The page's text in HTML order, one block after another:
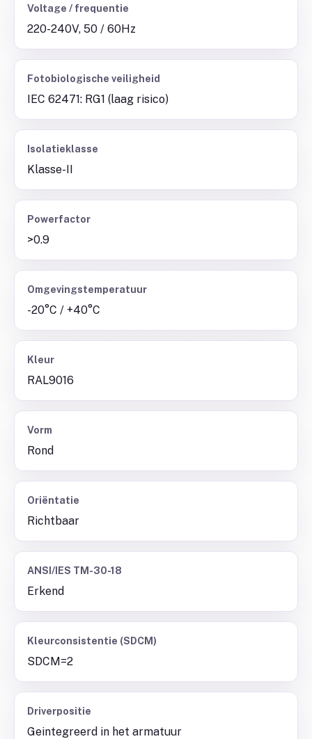
Voltage / frequentie
220-240V, 50 / 60Hz
Fotobiologische veiligheid
IEC 62471: RG1 (laag risico)
Isolatieklasse
Klasse-II
Powerfactor
>0.9
Omgevingstemperatuur
-20°C / +40°C
Kleur
RAL9016
Vorm
Rond
Oriëntatie
Richtbaar
ANSI/IES TM-30-18
Erkend
Kleurconsistentie (SDCM)
SDCM=2
Driverpositie
Geintegreerd in het armatuur